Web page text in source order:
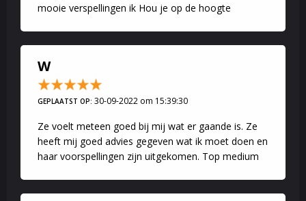
mooie verspellingen ik Hou je op de hoogte
W
GEPLAATST OP: 30-09-2022 om 15:39:30
Ze voelt meteen goed bij mij wat er gaande is. Ze
heeft mij goed advies gegeven wat ik moet doen en
haar voorspellingen zijn uitgekomen. Top medium